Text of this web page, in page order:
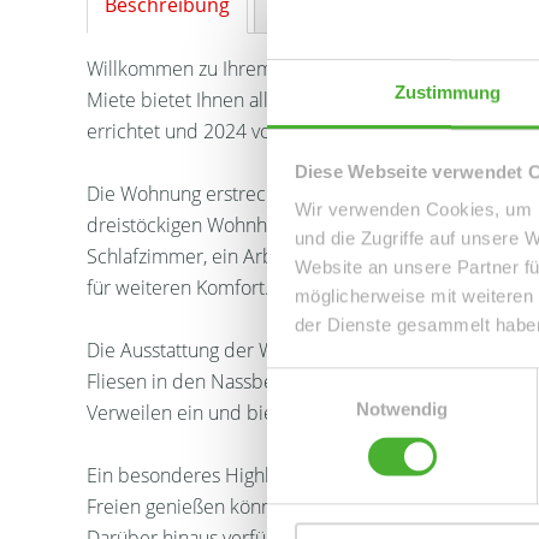
Zustimmung
Diese Webseite verwendet
Wir verwenden Cookies,
und die Zugriffe auf unsere
Website an unsere Partner
möglicherweise mit
der Dienste gesammelt
Einwilligungsauswahl
Notwendig
Willkommen zu Ihrem neuen Zuhause in Bonn/
Miete bietet Ihnen alles, was das Herz begehrt. Die
errichtet und 2024 vollständig modernisiert, sodass
Die Wohnung erstreckt sich über ca. 101 m²
dreistöckigen Wohnhauses. Insgesamt stehen
Schlafzimmer, ein Arbeits- oder Gästezimmer und
für weiteren Komfort.
Die Ausstattung der Wohnung ist gehoben und
Fliesen in den Nassbereichen und in der Küche. Die
Verweilen ein und bietet ausreichend Stauraum für
Ein besonderes Highlight dieser Wohnung ist der
Freien genießen können. Die Gartenaussenanlage